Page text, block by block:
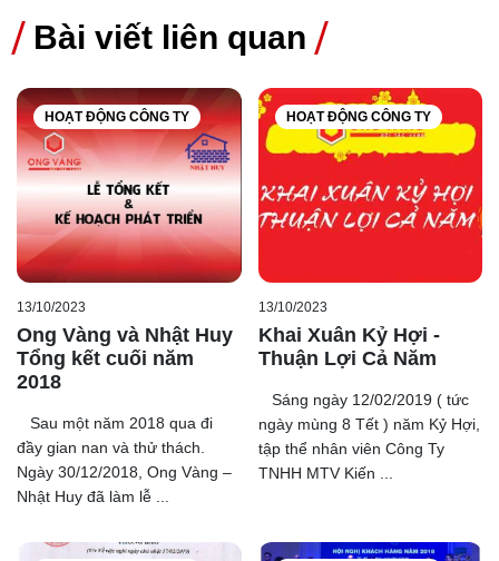
Bài viết liên quan
HOẠT ĐỘNG CÔNG TY
13/10/2023
Ong Vàng và Nhật Huy
Tổng kết cuối năm
2018
Sau một năm 2018 qua đi
đầy gian nan và thử thách.
Ngày 30/12/2018, Ong Vàng –
Nhật Huy đã làm lễ ...
HOẠT ĐỘNG CÔNG TY
13/10/2023
Khai Xuân Kỷ Hợi -
Thuận Lợi Cả Năm
Sáng ngày 12/02/2019 ( tức
ngày mùng 8 Tết ) năm Kỷ Hợi,
tập thể nhân viên Công Ty
TNHH MTV Kiến ...